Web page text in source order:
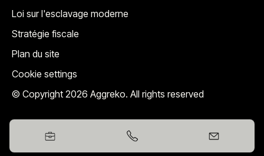
© Copyright 2026 Aggreko. All rights reserved
Loi sur l'esclavage moderne
Stratégie fiscale
Plan du site
Cookie settings